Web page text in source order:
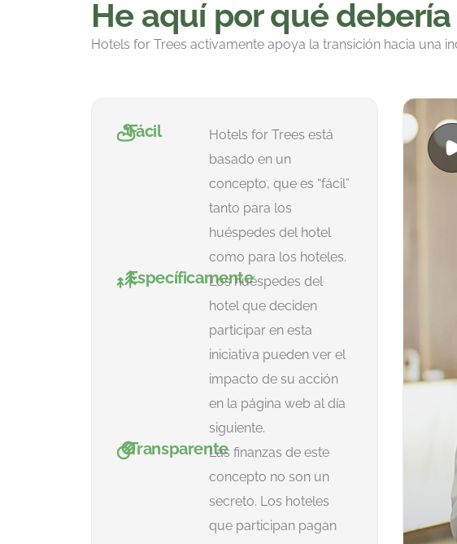
He aquí por qué
Hotels for Trees activamente apoya la transición hacia una
Fácil
Hotels for Trees está
basado en un
concepto, que es “fácil”
tanto para los
huéspedes del hotel
como para los hoteles.
EspecíficamenteLos huéspedes del
hotel que deciden
participar en esta
iniciativa pueden ver el
impacto de su acción
en la página web al día
siguiente.
TransparenteLas finanzas de este
concepto no son un
secreto. Los hoteles
que participan pagan